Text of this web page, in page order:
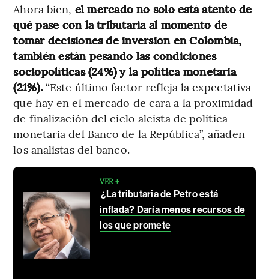
Ahora bien, el mercado no solo está atento de
qué pase con la tributaria al momento de
tomar decisiones de inversión en Colombia,
también están pesando las condiciones
sociopolíticas (24%) y la política monetaria
(21%).“Este último factor refleja la expectativa
que hay en el mercado de cara a la proximidad
de finalización del ciclo alcista de política
monetaria del Banco de la República”, añaden
los analistas del banco.
VER +
¿La tributaria de Petro está
inflada? Daría menos recursos de
los que promete